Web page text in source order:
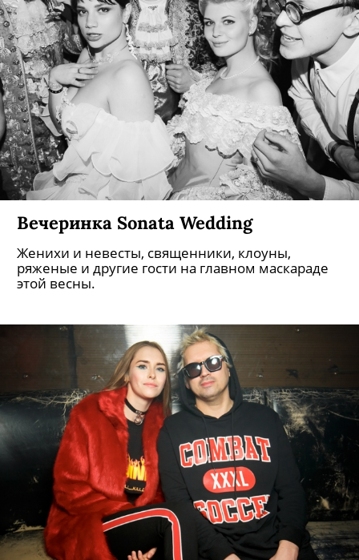
Вечеринка Sonata Wedding
Женихи и невесты, священники, клоуны,
ряженые и другие гости на главном маскараде
этой весны.